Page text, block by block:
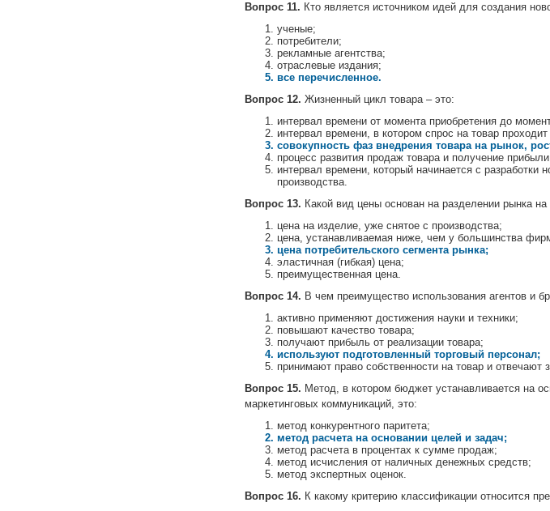
Вопрос 11. Кто является источником идей для создания
ученые;
потребители;
рекламные агентства;
отраслевые издания;
все перечисленное.
Вопрос 12. Жизненный цикл товара – это:
интервал времени от момента приобретения до
интервал времени, в котором спрос на товар
совокупность фаз внедрения товара на рынок,
процесс развития продаж товара и получение
интервал времени, который начинается с разработки
производства.
Вопрос 13. Какой вид цены основан на разделении рынка
цена на изделие, уже снятое с производства;
цена, устанавливаемая ниже, чем у большинства
цена потребительского сегмента рынка;
эластичная (гибкая) цена;
преимущественная цена.
Вопрос 14. В чем преимущество использования агентов и
активно применяют достижения науки и техники;
повышают качество товара;
получают прибыль от реализации товара;
используют подготовленный торговый персонал;
принимают право собственности на товар и отвечают
Вопрос 15. Метод, в котором бюджет устанавливается на
маркетинговых коммуникаций, это:
метод конкурентного паритета;
метод расчета на основании целей и задач;
метод расчета в процентах к сумме продаж;
метод исчисления от наличных денежных средств;
метод экспертных оценок.
Вопрос 16. К какому критерию классификации относится